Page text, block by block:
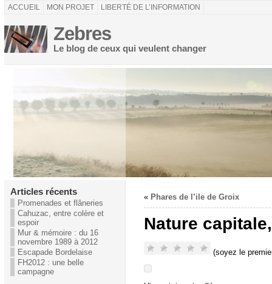
ACCUEIL MON PROJET LIBERTÉ DE L’INFORMATION
Zebres
Le blog de ceux qui veulent changer
Articles récents
Promenades et flâneries
Cahuzac, entre colère et
espoir
Mur & mémoire : du 16
novembre 1989 à 2012
Escapade Bordelaise
FH2012 : une belle
campagne
« Phares de l’ile de Groix
Nature
(soyez le